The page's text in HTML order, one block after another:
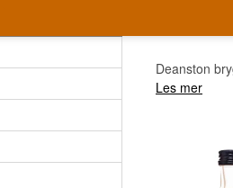
Deanston
Les mer